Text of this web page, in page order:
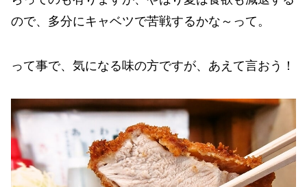
ので、多分にキャベツで苦戦するかな～って。
って事で、気になる味の方ですが、あえて言おう！